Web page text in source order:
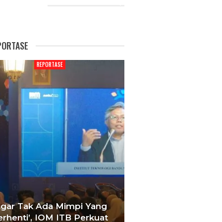
REPORTASE
Tak Ada Mimpi Yang
IOM ITB Perkuat